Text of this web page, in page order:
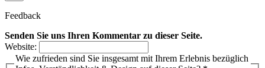
Feedback
Senden Sie uns Ihren Kommentar zu dieser Seite.
Website:
Wie zufrieden sind Sie insgesamt mit Ihrem Erlebnis bezüglich